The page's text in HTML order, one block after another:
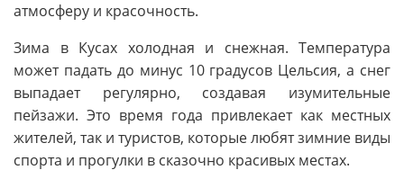
атмосферу и красочность.
Зима в Кусах холодная и снежная. Температура
может падать до минус 10 градусов Цельсия, а снег
выпадает регулярно, создавая изумительные
пейзажи. Это время года привлекает как местных
жителей, так и туристов, которые любят зимние виды
спорта и прогулки в сказочно красивых местах.